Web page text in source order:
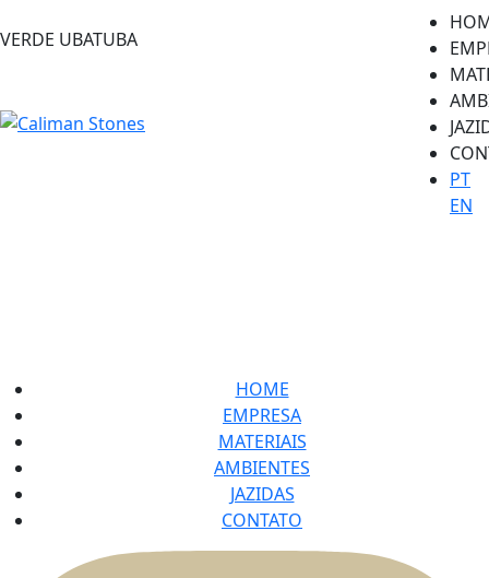
PT
EN
VERDE UBATUBA
HOME
EMPRESA
MATERIAIS
AMBIENTES
JAZIDAS
CONTATO